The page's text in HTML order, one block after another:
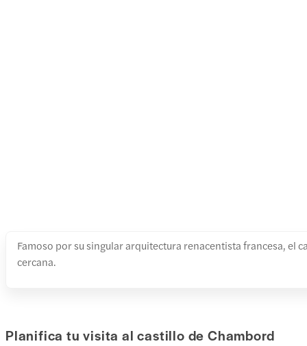
Famoso por su singular arquitectura renacentista francesa, el
cercana.
Planifica tu visita al castillo de Chambord